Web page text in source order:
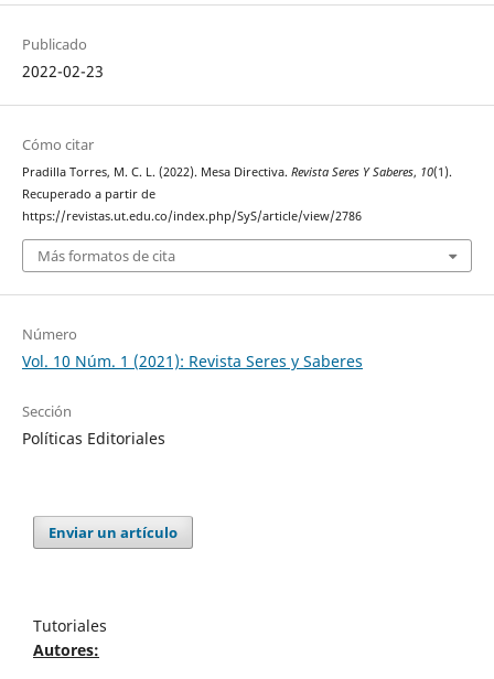
Publicado
2022-02-23
Cómo citar
Pradilla Torres, M. C. L. (2022). Mesa Directiva. Revista Seres Y Saberes, 10(1).
Recuperado a partir de
https://revistas.ut.edu.co/index.php/SyS/article/view/2786
Más formatos de cita
Número
Vol. 10 Núm. 1 (2021): Revista Seres y Saberes
Sección
Políticas Editoriales
Enviar un artículo
Tutoriales
Autores: